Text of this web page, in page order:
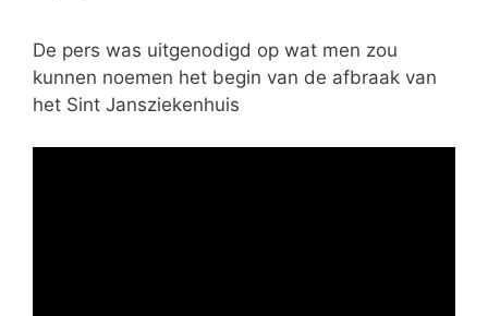
ë
n
De pers was uitgenodigd op wat men zou
kunnen noemen het begin van de afbraak van
het Sint Jansziekenhuis